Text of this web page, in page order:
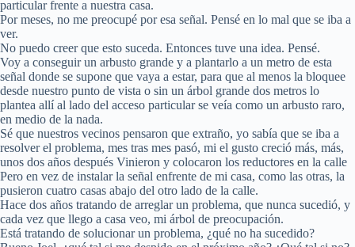
particular frente a nuestra casa.
Por meses, no me preocupé por esa señal. Pensé en lo mal que se iba a
ver.
No puedo creer que esto suceda. Entonces tuve una idea. Pensé.
Voy a conseguir un arbusto grande y a plantarlo a un metro de esta
señal donde se supone que vaya a estar, para que al menos la bloquee
desde nuestro punto de vista o sin un árbol grande dos metros lo
plantea allí al lado del acceso particular se veía como un arbusto raro,
en medio de la nada.
Sé que nuestros vecinos pensaron que extraño, yo sabía que se iba a
resolver el problema, mes tras mes pasó, mi el gusto creció más, más,
unos dos años después Vinieron y colocaron los reductores en la calle
Pero en vez de instalar la señal enfrente de mi casa, como las otras, la
pusieron cuatro casas abajo del otro lado de la calle.
Hace dos años tratando de arreglar un problema, que nunca sucedió, y
cada vez que llego a casa veo, mi árbol de preocupación.
Está tratando de solucionar un problema, ¿qué no ha sucedido?